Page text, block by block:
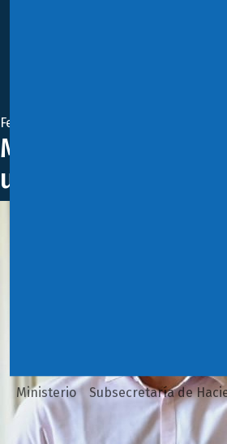
Ministerio Subsecretaría de
Febrero 8, 2019
Ministro (s) de
un país que crece